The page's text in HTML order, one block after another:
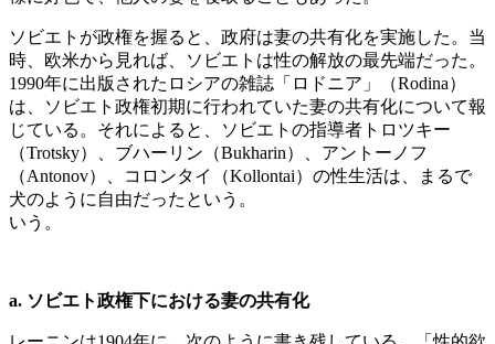
ソビエトが政権を握ると、政府は妻の共有化を実施した。当
時、欧米から見れば、ソビエトは性の解放の最先端だった。
1990年に出版されたロシアの雑誌「ロドニア」（Rodina）
は、ソビエト政権初期に行われていた妻の共有化について報
じている。それによると、ソビエトの指導者トロツキー
（Trotsky）、ブハーリン（Bukharin）、アントーノフ
（Antonov）、コロンタイ（Kollontai）の性生活は、まるで
犬のように自由だったという。
いう。
a. ソビエト政権下における妻の共有化